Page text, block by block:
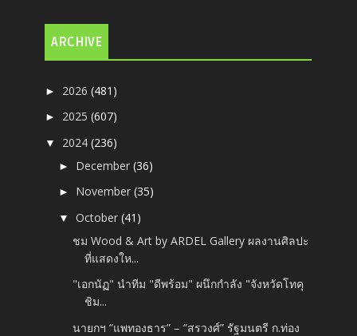
ARCHIVE
► 2026(481)
► 2025(607)
▼ 2024(236)
► December(36)
► November(35)
▼October(41)
ชม Wood & Art by ARDEL Gallery ผลงานศิลปะ
ที่แสดงให...
"เอกนัฏ" นำทีม "ดีพร้อม" ผนึกกำลัง "จังหวัดโทคุ
ชิม...
นายกฯ “แพทองธาร” – “สรวงศ์” รัฐมนตรี ก.ท่อง